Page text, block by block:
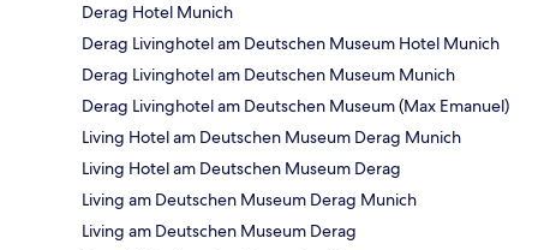
Derag Hotel Munich
Derag Livinghotel am Deutschen Museum Hotel Munich
Derag Livinghotel am Deutschen Museum Munich
Derag Livinghotel am Deutschen Museum (Max Emanuel)
Living Hotel am Deutschen Museum Derag Munich
Living Hotel am Deutschen Museum Derag
Living am Deutschen Museum Derag Munich
Living am Deutschen Museum Derag